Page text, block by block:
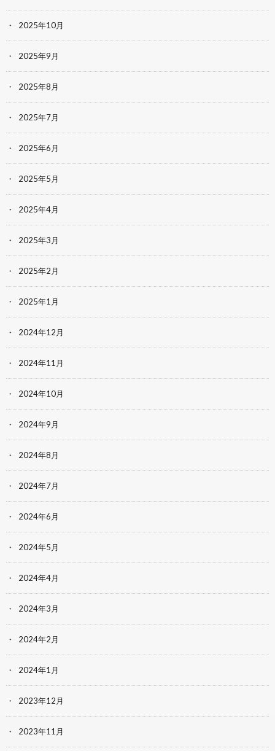
2025年10月
2025年9月
2025年8月
2025年7月
2025年6月
2025年5月
2025年4月
2025年3月
2025年2月
2025年1月
2024年12月
2024年11月
2024年10月
2024年9月
2024年8月
2024年7月
2024年6月
2024年5月
2024年4月
2024年3月
2024年2月
2024年1月
2023年12月
2023年11月